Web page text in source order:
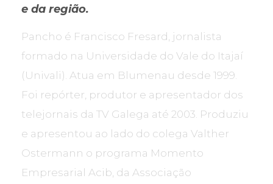
e da região.
Pancho é Francisco Fresard, jornalista
formado na Universidade do Vale do Itajaí
(Univali). Atua em Blumenau desde 1999.
Foi repórter, produtor e apresentador dos
telejornais da TV Galega até 2003. Produziu
e apresentou ao lado do colega Valther
Ostermann o programa Momento
Empresarial Acib, da Associação